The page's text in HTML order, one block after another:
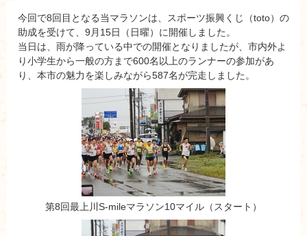
今回で8回目となる当マラソンは、スポーツ振興くじ（toto）の
助成を受けて、9月15日（日曜）に開催しました。
当日は、雨が降っている中での開催となりましたが、市内外よ
り小学生から一般の方まで600名以上のランナーの参加があ
り、本市の魅力を楽しみながら587名が完走しました。
第8回最上川S-mileマラソン10マイル（スタート）